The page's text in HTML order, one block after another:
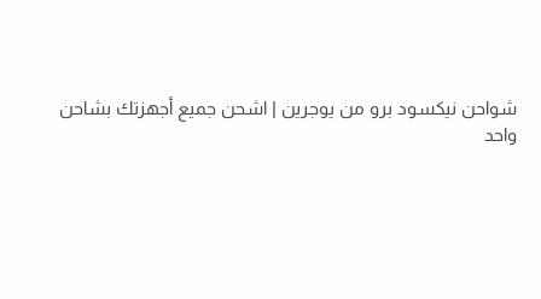
شواحن نيكسود برو من يوجرين | اشحن جميع أجهزتك بشاحن
واحد